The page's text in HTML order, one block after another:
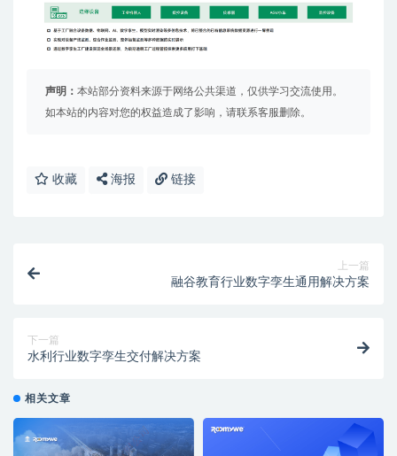
声明： 本站部分资料来源于网络公共渠道，仅供学习交流使用。
如本站的内容对您的权益造成了影响，请联系客服删除。
收藏 海报 链接
上一篇
融谷教育行业数字孪生通用解决方案
下一篇
水利行业数字孪生交付解决方案
相关文章